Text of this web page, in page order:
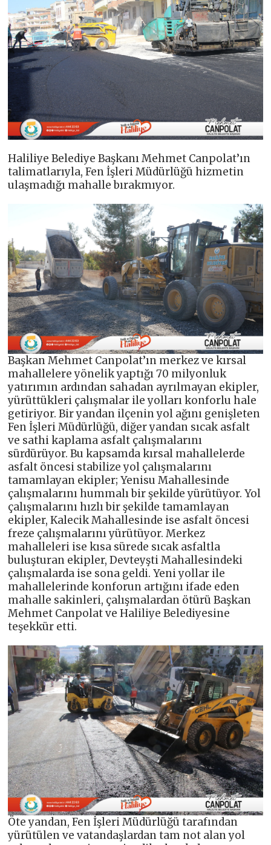
Haliliye Belediye Başkanı Mehmet Canpolat’ın
talimatlarıyla, Fen İşleri Müdürlüğü hizmetin
ulaşmadığı mahalle bırakmıyor.
Başkan Mehmet Canpolat’ın merkez ve kırsal
mahallelere yönelik yaptığı 70 milyonluk
yatırımın ardından sahadan ayrılmayan ekipler,
yürüttükleri çalışmalar ile yolları konforlu hale
getiriyor. Bir yandan ilçenin yol ağını genişleten
Fen İşleri Müdürlüğü, diğer yandan sıcak asfalt
ve sathi kaplama asfalt çalışmalarını
sürdürüyor. Bu kapsamda kırsal mahallelerde
asfalt öncesi stabilize yol çalışmalarını
tamamlayan ekipler; Yenisu Mahallesinde
çalışmalarını hummalı bir şekilde yürütüyor. Yol
çalışmalarını hızlı bir şekilde tamamlayan
ekipler, Kalecik Mahallesinde ise asfalt öncesi
freze çalışmalarını yürütüyor. Merkez
mahalleleri ise kısa sürede sıcak asfaltla
buluşturan ekipler, Devteyşti Mahallesindeki
çalışmalarda ise sona geldi. Yeni yollar ile
mahallelerinde konforun artığını ifade eden
mahalle sakinleri, çalışmalardan ötürü Başkan
Mehmet Canpolat ve Haliliye Belediyesine
teşekkür etti.
Öte yandan, Fen İşleri Müdürlüğü tarafından
yürütülen ve vatandaşlardan tam not alan yol